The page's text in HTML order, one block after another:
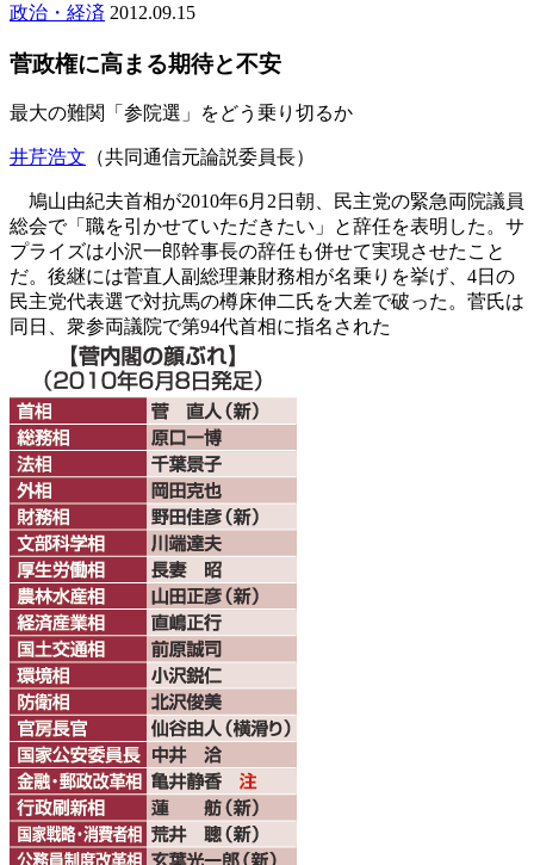
政治・経済 2012.09.15
菅政権に高まる期待と不安
最大の難関「参院選」をどう乗り切るか
井芹浩文 （共同通信元論説委員長）
鳩山由紀夫首相が2010年6月2日朝、民主党の緊急両院議員
総会で「職を引かせていただきたい」と辞任を表明した。サ
プライズは小沢一郎幹事長の辞任も併せて実現させたこと
だ。後継には菅直人副総理兼財務相が名乗りを挙げ、4日の
民主党代表選で対抗馬の樽床伸二氏を大差で破った。菅氏は
同日、衆参両議院で第94代首相に指名された